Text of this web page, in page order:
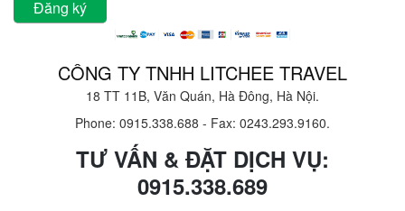
CÔNG TY TNHH LITCHEE TRAVEL
18 TT 11B, Văn Quán, Hà Đông, Hà Nội.
Phone: 0915.338.688 - Fax: 0243.293.9160.
TƯ VẤN & ĐẶT DỊCH VỤ:
0915.338.689